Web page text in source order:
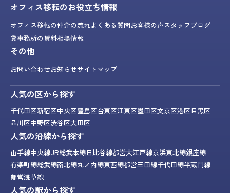
オフィス移転のお役立ち情報
オフィス移転の仲介の流れよくある質問お客様の声スタッフブログ
貸事務所の賃料相場情報
その他
お問い合わせお知らせサイトマップ
人気の区から探す
千代田区新宿区中央区豊島区台東区江東区墨田区文京区港区目黒区
品川区中野区渋谷区大田区
人気の沿線から探す
山手線中央線JR総武本線日比谷線都営大江戸線京浜東北線銀座線
有楽町線総武線南北線丸ノ内線東西線都営三田線千代田線半蔵門線
都営浅草線
人気の駅から探す